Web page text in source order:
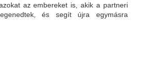
az embereket is, akik a partneri
és segít újra egymásra